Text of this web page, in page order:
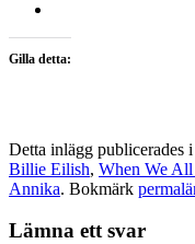
Gilla detta:
Detta inlägg publicerades i
Billie Eilish, When We
Annika. Bokmärk
Lämna ett svar